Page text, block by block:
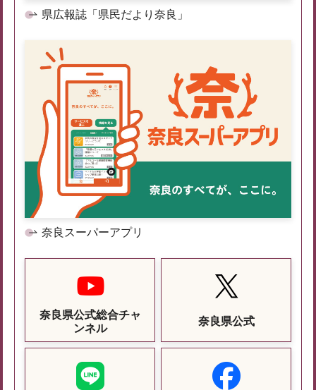
県広報誌「県民だより奈良」
奈良スーパーアプリ
奈良県公式総合チャ
ンネル
奈良県公式